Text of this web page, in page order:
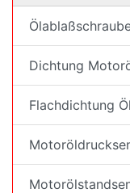
Dichtung
Flachdichtung